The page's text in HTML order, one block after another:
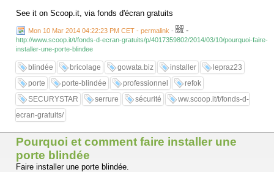
See it on Scoop.it, via fonds d'écran gratuits
Mon 10 Mar 2014 04:22:23 PM CET - permalink - -
http://www.scoop.it/t/fonds-d-ecran-gratuits/p/4017359802/2014/03/10/pourquoi-faire-
installer-une-porte-blindee
blindée bricolage gowata.biz installer
lepraz23
porte
porte-blindée professionnel
refok
SECURYSTAR
serrure sécurité
ww.scoop.it/t/fonds-d-
ecran-gratuits/
Pourquoi et comment faire installer une
porte blindée
Faire installer une porte blindée.